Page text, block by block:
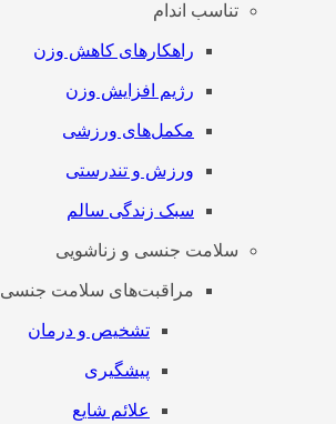
تناسب اندام
راهکارهای کاهش وزن
رژیم افزایش وزن
مکمل‌های ورزشی
ورزش و تندرستی
سبک زندگی سالم
سلامت جنسی و زناشویی
مراقبت‌های سلامت جنسی
تشخیص و درمان
پیشگیری
علائم شایع